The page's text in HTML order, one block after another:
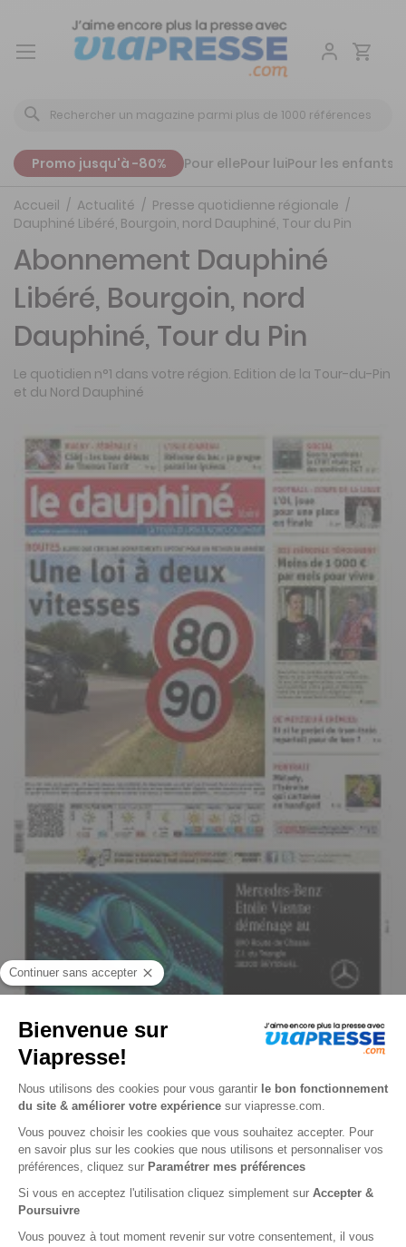
Aller
Promo jusqu'à -80% Pour ellePour luiPour les enfants
Accueil Actualité
Presse quotidienne régionale
Dauphiné Libéré, Bourgoin, nord Dauphiné, Tour du Pin
Dauphiné Libéré, Bourgoin, nord Dauphiné, Tour du Pin n° 260808
Abonnement Dauphiné
Libéré, Bourgoin, nord
Dauphiné, Tour du Pin
Le quotidien n°1 dans votre région. Edition de la Tour-du-Pin
et du Nord Dauphiné
Je choisis un support
Papier
Je choisis une durée